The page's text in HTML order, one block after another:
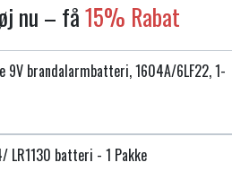
nu – få15% Rabat
9V brandalarmbatteri, 1604A/6LF22, 1-
LR1130 batteri - 1 Pakke